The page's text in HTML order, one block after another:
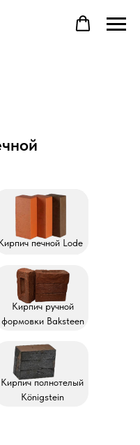
Кирпич полнотелый
Königstein
печной Lode
Кирпич ручной
формовки Baksteen